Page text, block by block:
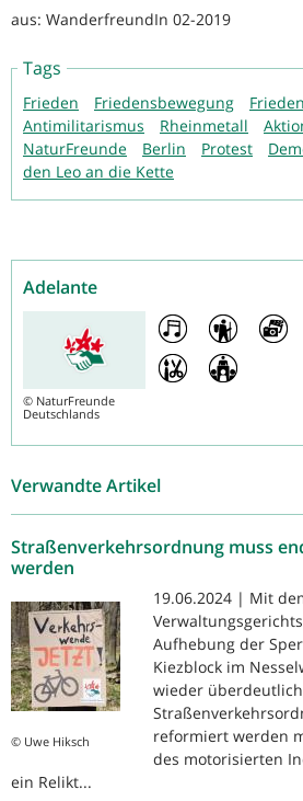
aus: WanderfreundIn 02-2019
Tags
Frieden Friedensbewegung
Antimilitarismus
Rheinmetall
NaturFreunde
Berlin Protest
den Leo an die Kette
Adelante
© NaturFreunde
Deutschlands
Verwandte Artikel
Straßenverkehrsordnung muss
werden
© Uwe Hiksch
19.06.2024 | Mit
Aufhebung der
Kiezblock im
wieder
reformiert werden
des motorisierten
ein Relikt...